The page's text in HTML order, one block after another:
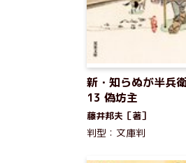
新・知らぬが半兵
13 偽坊主
藤井邦夫［著］
判型：文庫判